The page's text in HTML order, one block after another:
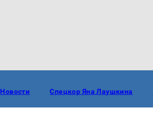
Новости Спецкор Яна Лаушкина